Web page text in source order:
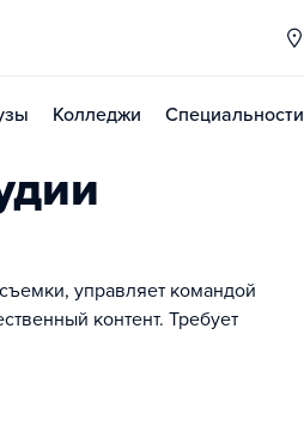
Колледжи Специальности
управляет командой
контент. Требует